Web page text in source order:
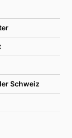
Schweiz